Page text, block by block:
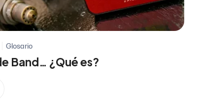
Glosario
Band… ¿Qué es?